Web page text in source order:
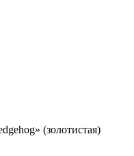
(золотистая)